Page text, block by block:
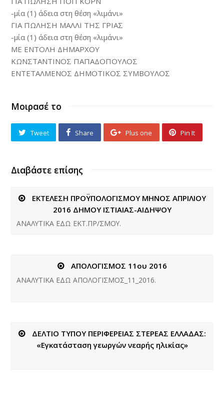
-μία (1) άδεια στη θέση «λιμάνι»
ΓΙΑ ΠΩΛΗΣΗ ΜΑΛΛΙ ΤΗΣ ΓΡΙΑΣ
-μία (1) άδεια στη θέση «λιμάνι»
ΜΕ ΕΝΤΟΛΗ ΔΗΜΑΡΧΟΥ
ΚΩΝΣΤΑΝΤΙΝΟΣ ΠΑΠΑΔΟΠΟΥΛΟΣ
ΕΝΤΕΤΑΛΜΕΝΟΣ ΔΗΜΟΤΙΚΟΣ ΣΥΜΒΟΥΛΟΣ
Μοιρασέ το
Tweet Share Plus one Pin It
Διαβάστε επίσης
ΕΚΤΕΛΕΣΗ ΠΡΟΫΠΟΛΟΓΙΣΜΟΥ ΜΗΝΟΣ ΑΠΡΙΛΙΟΥ
2016 ΔΗΜΟΥ ΙΣΤΙΑΙΑΣ-ΑΙΔΗΨΟΥ
ΑΝΑΛΥΤΙΚΑ ΕΔΩ ΕΚΤ.ΠΡ/ΣΜΟΥ.
ΑΠΟΛΟΓΙΣΜΟΣ 11ου 2016
ΑΝΑΛΥΤΙΚΑ ΕΔΩ AΠΟΛΟΓΙΣΜΟΣ_11_2016.
ΔΕΛΤΙΟ ΤΥΠΟΥ ΠΕΡΙΦΕΡΕΙΑΣ ΣΤΕΡΕΑΣ ΕΛΛΑΔΑΣ:
«Εγκατάσταση γεωργών νεαρής ηλικίας»